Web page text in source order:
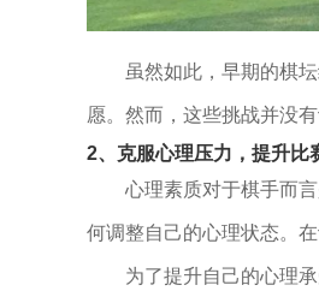
虽然如此，早期的棋
愿。然而，这些挑战并没
2、克服心理压力，提升比
心理素质对于棋手而
何调整自己的心理状态。
为了提升自己的心理